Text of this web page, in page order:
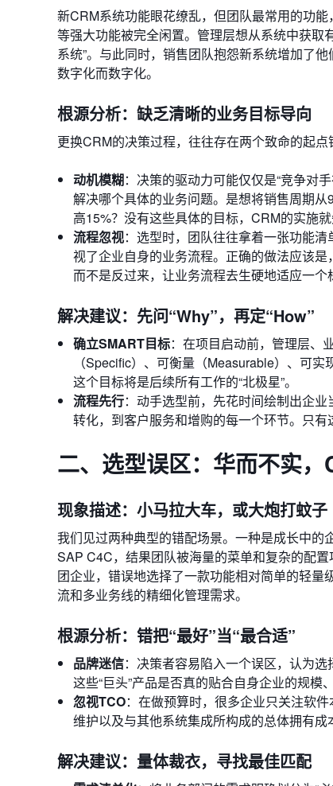
新CRM系统功能眼花缭乱，但团队最常用的功
等强大功能被完全闲置。管理层想从系统中获取
系统”。与此同时，销售团队抱怨新系统增加了
数字化而数字化。
根源分析：缺乏清晰的业务目标导向
更换CRM的决策过程，往往存在两个致命的起点
动机模糊：决策的驱动力可能仅仅是“竞争对
解决哪个具体的业务问题。是想将销售周期
高15%？没有这些具体的目标，CRM的实施就
流程忽视：选型时，团队往往拿着一张功能
视了企业自身的业务流程。正确的做法应该
而不是反过来，让业务流程去生硬地适应一个
解决建议：先问“Why”，再定“How”
确立SMART目标：在项目启动前，管理层、
（Specific）、可衡量（Measurable）、可
这个目标将是后续所有工作的“北极星”。
流程先行：动手选型前，先花时间绘制出企
转化，到客户服务和增购的每一个环节。只
二、选型误区：华而不实
现象描述：小马拉大车，或大炮打蚊子
我们见过两种典型的错配场景。一种是成长中
SAP C4C，结果团队被海量的菜单和复杂的配
团企业，错误地选择了一款功能相对简单的轻
流和多业务线的精细化管理需求。
根源分析：错把“最好”当“最合适”
品牌迷信：决策者容易陷入一个误区，认为
这些“巨头”产品是否真的贴合自身企业的规模
忽视TCO：在做预算时，很多企业只关注软
维护以及与其他系统集成所构成的总体拥有成
解决建议：量体裁衣，寻找最佳匹配